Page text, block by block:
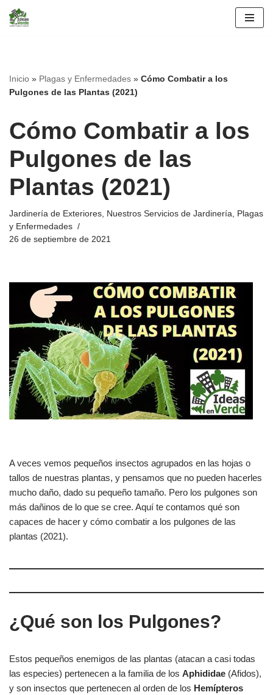
Inicio » Plagas y Enfermedades » Cómo Combatir a los
Pulgones de las Plantas (2021)
Cómo Combatir a los
Pulgones de las
Plantas (2021)
Jardinería de Exteriores Nuestros Servicios de Jardinería
Plagas
y Enfermedades
26 de septiembre de 2021
A veces vemos pequeños insectos agrupados en las hojas o
tallos de nuestras plantas, y pensamos que no pueden hacerles
mucho daño, dado su pequeño tamaño. Pero los pulgones son
más dañinos de lo que se cree. Aquí te contamos qué son
capaces de hacer y cómo combatir a los pulgones de las
plantas (2021).
¿Qué son los Pulgones?
Estos pequeños enemigos de las plantas (atacan a casi todas
las especies) pertenecen a la familia de los Aphididae (Afidos),
y son insectos que pertenecen al orden de los Hemípteros